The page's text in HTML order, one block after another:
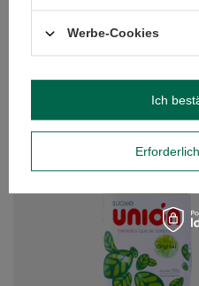
interessantesten Fragen und
Werbe-Cookies
Ich